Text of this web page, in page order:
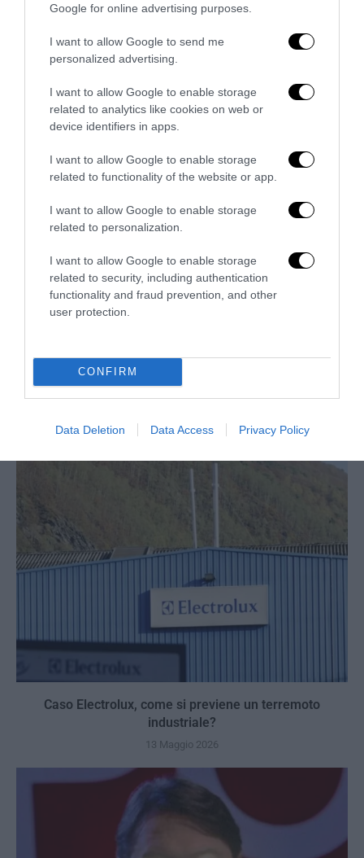
Google for online advertising purposes.
I want to allow Google to send me
personalized advertising.
I want to allow Google to enable storage
related to analytics like cookies on web or
device identifiers in apps.
I want to allow Google to enable storage
related to functionality of the website or app.
I want to allow Google to enable storage
related to personalization.
I want to allow Google to enable storage
related to security, including authentication
functionality and fraud prevention, and other
user protection.
CONFIRM
Data Deletion Data Access Privacy Policy
Il grande inganno dell’immigrazione: l’Italia ha bisogno
di più idee, non di più braccia
27 Luglio 2026
Dall’affitto alla proprietà: la sfida che il Piano Casa non
2 Luglio 2026
Caso Electrolux, come si previene un terremoto
industriale?
13 Maggio 2026